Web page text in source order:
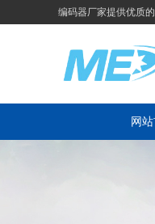
编码器厂家提供优质
网